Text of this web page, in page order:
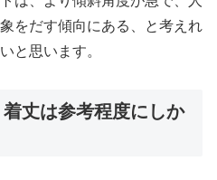
をだす傾向にある、と考えれ
と思います。
丈は参考程度にしか